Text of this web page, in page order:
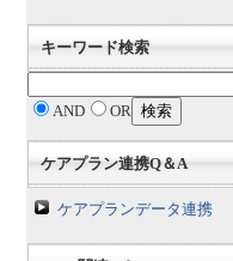
キーワード検索
AND OR
ケアプラン連携Q＆A
ケアプランデータ連携